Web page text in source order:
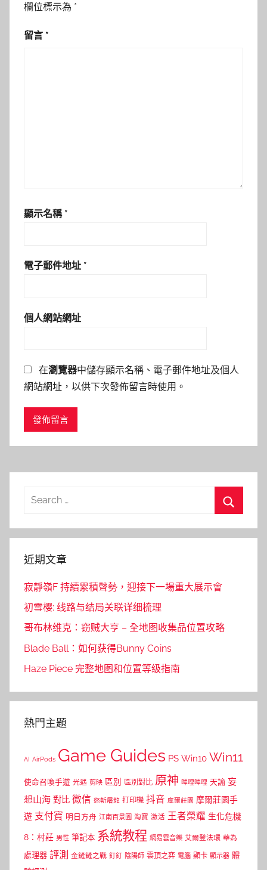
欄位標示為 *
留言 *
顯示名稱 *
電子郵件地址 *
個人網站網址
在瀏覽器中儲存顯示名稱、電子郵件地址及個人
網站網址，以供下次發佈留言時使用。
Search
近期文章
寂靜嶺F 持續累積聲勢，迎接下一場重大展示會
初雪樱: 线路与结局关联详细梳理
哥布林维克：窃贼大亨 – 全地图收集品位置攻略
Blade Ball：如何获得Bunny Coins
Haze Piece 完整地图和位置等级指南
熱門主題
AI AirPods Game Guides PS Win10 Win11
使命召喚手遊 光遇 剪映 區別 區別對比 原神 嗶哩嗶哩 天諭 妄
想山海 對比 微信 怒斬屠龍 打印機 抖音 摩爾莊園 摩爾莊園手
遊 支付寶 明日方舟 江南百景圖 淘寶 激活 王者榮耀 生化危機
8：村莊 男性 筆記本 系統教程 網易雲音樂 艾爾登法環 華為
處理器 評測 金鏟鏟之戰 釘釘 陰陽師 雲頂之弈 電腦 顯卡 顯示器 體